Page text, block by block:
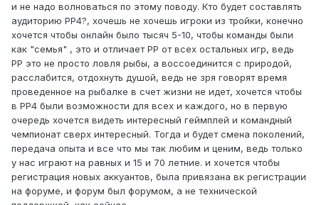
и не надо волноваться по этому поводу. Кто будет составлять
аудиторию РР4?, хочешь не хочешь игроки из тройки, конечно
хочется чтобы онлайн было тысяч 5-10, чтобы команды были
как "семья" , это и отличает РР от всех остальных игр, ведь
РР это не просто ловля рыбы, а воссоединится с природой,
расслабится, отдохнуть душой, ведь не зря говорят время
проведенное на рыбалке в счет жизни не идет, хочется чтобы
в РР4 были возможности для всех и каждого, но в первую
очередь хочется видеть интересный геймплей и командный
чемпионат сверх интересный. Тогда и будет смена поколений,
передача опыта и все что мы так любим и ценим, ведь только
у нас играют на равных и 15 и 70 летние. и хочется чтобы
регистрация новых аккуантов, была привязана вк регистрации
на форуме, и форум был форумом, а не технической